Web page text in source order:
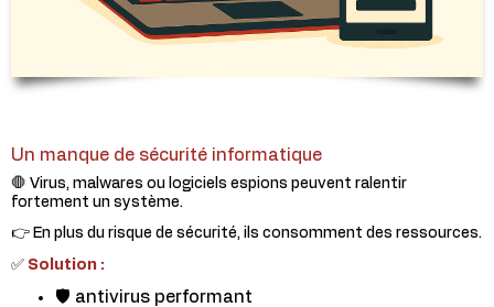
Un manque de sécurité informatique
🛑 Virus, malwares ou logiciels espions peuvent ralentir
fortement un système.
👉 En plus du risque de sécurité, ils consomment des ressources.
✅ Solution :
🛡️ antivirus performant